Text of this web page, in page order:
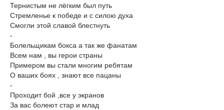
Тернистым не лёгким был путь
Стремленье к победе и с силою духа
Смогли этой славой блестнуть
-
Болельщикам бокса а так же фанатам
Всем нам , вы герои страны
Примером вы стали многим ребятам
О ваших боях , знают все пацаны
-
Проходит бой ,все у экранов
За вас болеют стар и млад